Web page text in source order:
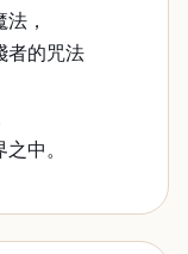
，
者的咒法
中。